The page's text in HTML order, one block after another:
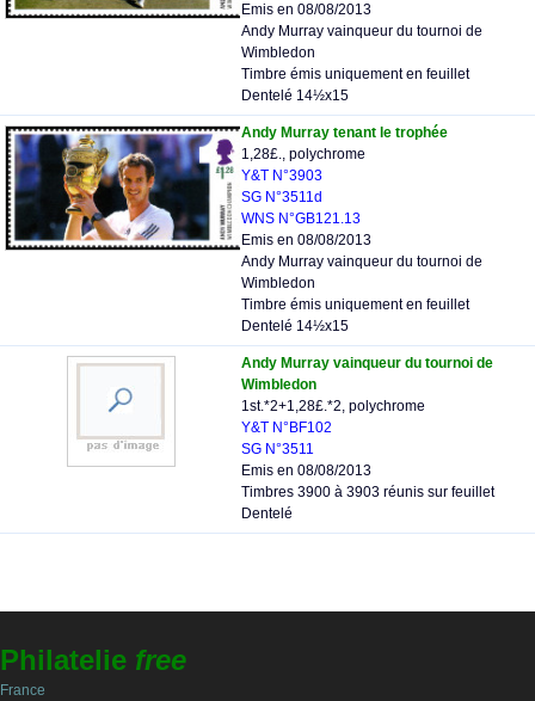
Emis en 08/08/2013
Andy Murray vainqueur du tournoi de
Wimbledon
Timbre émis uniquement en feuillet
Dentelé 14½x15
Andy Murray tenant le trophée
1,28£., polychrome
Y&T N°3903
SG N°3511d
WNS N°GB121.13
Emis en 08/08/2013
Andy Murray vainqueur du tournoi de
Wimbledon
Timbre émis uniquement en feuillet
Dentelé 14½x15
Andy Murray vainqueur du tournoi de
Wimbledon
1st.*2+1,28£.*2, polychrome
Y&T N°BF102
SG N°3511
Emis en 08/08/2013
Timbres 3900 à 3903 réunis sur feuillet
Dentelé
Philatelie free
France